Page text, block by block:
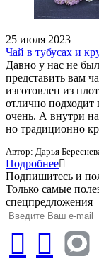
25 июля 2023
Чай в тубусах и
Давно у нас не
представить вам
изготовлен из
отлично подходит
очень. А внутри
но традиционно
Автор: Дарья
Подробнее
Подпишитесь и
Только самые
спецпредложения